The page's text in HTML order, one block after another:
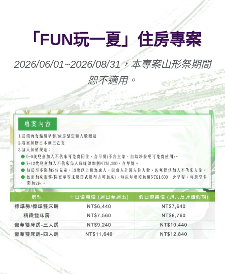
「FUN玩一夏」住房專案
2026/06/01~2026/08/31，本專案山形祭期間
恕不適用。